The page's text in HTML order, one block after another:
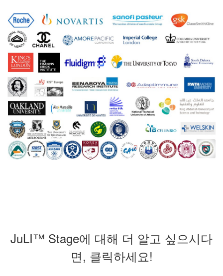
JuLI™ Stage에 대해 더 알고 싶으시다
면, 클릭하세요!